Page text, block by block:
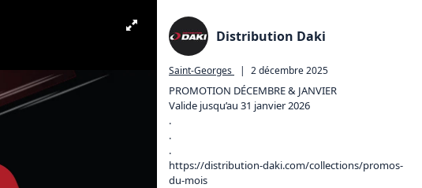
Distribution Daki
Saint-Georges | 2 décembre 2025
PROMOTION DÉCEMBRE & JANVIER
Valide jusqu’au 31 janvier 2026
.
.
https://distribution-daki.com/collections/promos-
du-mois